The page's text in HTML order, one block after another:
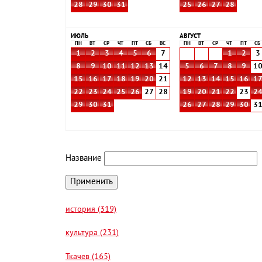
28
29 30 31
25
26 27 28
ИЮЛЬ
ПН ВТ СР ЧТ СБ ВС
1 2 3 4 5 6
7
8
9 10 11 12 13
14
15
16 17 18 19 20
21
22
23 24 25 26 27
28
29
30 31
АВГУСТ
ПН ВТ СР ЧТ СБ
1 2 3
5
6 7 8 9 10
12
13 14 15 16 17
19
20 21 22 23 24
26
27 28 29 30 31
Название
история (319)
культура (231)
Ткачев (165)